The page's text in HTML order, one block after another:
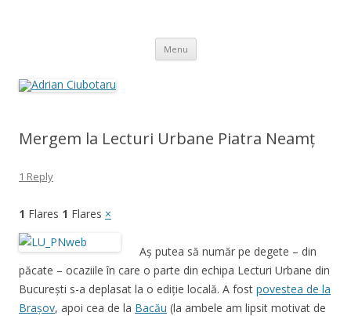
Menu Skip
content
Mergem la Lecturi Urbane Piatra Neamț
1 Reply
1 Flares 1 Flares ×
Aș putea să număr pe degete – din
păcate – ocaziile în care o parte din echipa Lecturi Urbane din
București s-a deplasat la o ediție locală. A fost povestea de la
Brașov, apoi cea de la Bacău (la ambele am lipsit motivat de